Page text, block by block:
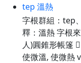
tep 溫熱
字根群組：tep
釋：溫熱 字根
人)圓錐形帳篷
使微溫, 使微熱